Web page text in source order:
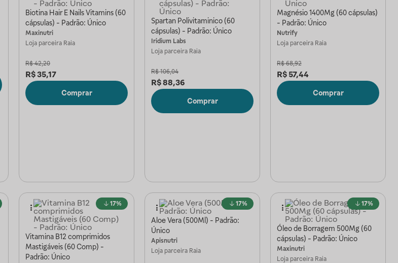
Biotina Hair E Nails Vitamins (60
cápsulas) - Padrão: Único
Maxinutri
Loja parceira Raia
R$ 42,20
R$35,17
Comprar
Spartan Polivitaminico (60
cápsulas) - Padrão: Único
Iridium Labs
Loja parceira Raia
R$ 106,04
R$88,36
Comprar
Magnésio 1400Mg (60 cápsulas)
- Padrão: Único
Nutrify
Loja parceira Raia
R$ 68,92
R$ 57,44
Comprar
17%
Vitamina B12 comprimidos
Mastigáveis (60 Comp) -
Padrão: Único
17%
Aloe Vera (500Ml) - Padrão:
Único
Apisnutri
Loja parceira Raia
17%
Óleo de Borragem 500Mg (60
cápsulas) - Padrão: Único
Maxinutri
Loja parceira Raia